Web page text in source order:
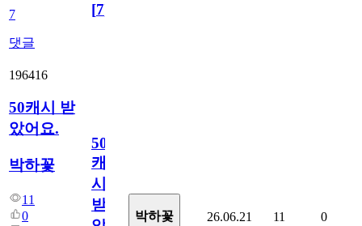
7
댓글
[7]
196416
50캐시 받
았어요.
박하꽃
11
0
50
캐
시
받
박하꽃 26.06.21 11 0